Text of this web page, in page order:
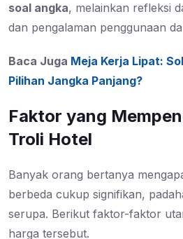
soal angka, melainkan refleksi
dan pengalaman penggunaan
Baca Juga Meja Kerja Lipat:
Pilihan Jangka Panjang?
Faktor yang
Troli Hotel
Banyak orang bertanya
berbeda cukup signifikan,
serupa. Berikut faktor-faktor
harga tersebut.